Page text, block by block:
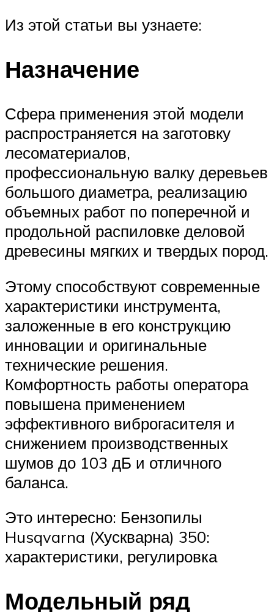
Из этой статьи вы узнаете:
Назначение
Сфера применения этой модели
распространяется на заготовку
лесоматериалов,
профессиональную валку деревьев
большого диаметра, реализацию
объемных работ по поперечной и
продольной распиловке деловой
древесины мягких и твердых пород.
Этому способствуют современные
характеристики инструмента,
заложенные в его конструкцию
инновации и оригинальные
технические решения.
Комфортность работы оператора
повышена применением
эффективного виброгасителя и
снижением производственных
шумов до 103 дБ и отличного
баланса.
Это интересно: Бензопилы
Husqvarna (Хускварна) 350:
характеристики, регулировка
Модельный ряд